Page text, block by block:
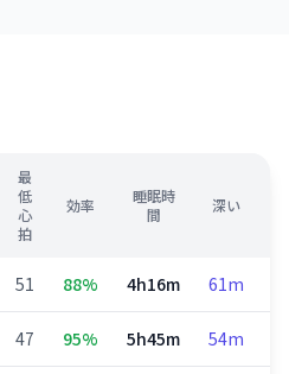
最
低
心
拍
効率
睡眠時
間
深い
51 88% 4h16m 61m
47 95% 5h45m 54m